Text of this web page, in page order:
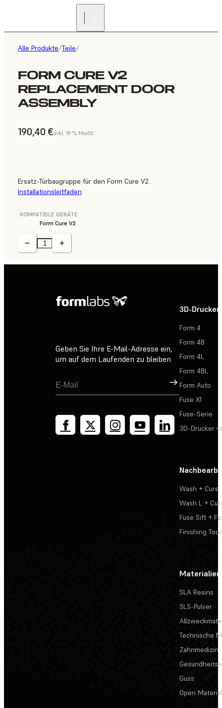
Alle Produkte/Teile/
FORM CURE V2
REPLACEMENT DOOR
ASSEMBLY
190,40 €inkl. 19 % MwSt.
Ersatz-Türbaugruppe für den Form Cure V2.
Installationsleitfaden
KOMPATIBLE GERÄTE
Form Cure V2
Geben Sie Ihre E-Mail-Adresse ein,
um auf dem Laufenden zu bleiben
Registrieren
3D-Drucker
Form 4
Form 4B
Form 4L
Form 4BL
Form Auto
Fuse X1
Fuse-Serie
3D-Drucker
Wash + Cure
Wash L +
Fuse Sift +
Finishing
Materialien
SLA Resins
SLS-Pulver
Technische
Zahnmedizin
Guss
Open